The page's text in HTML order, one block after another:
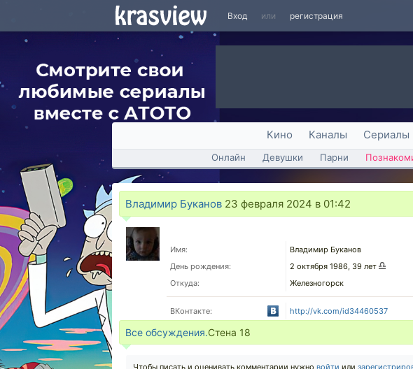
Вход или регистрация
Кино Каналы Сериалы
Онлайн Девушки Парни
Владимир Буканов 23 февраля 2024 в 01:42
Имя:
Владимир Буканов
День рождения:
2 октября 1986, 39 лет
Откуда:
Железногорск
ВКонтакте: http://vk.com/id34460537
Все обсуждения.Стена 18
Чтобы писать и оценивать комментарии нужно войти или